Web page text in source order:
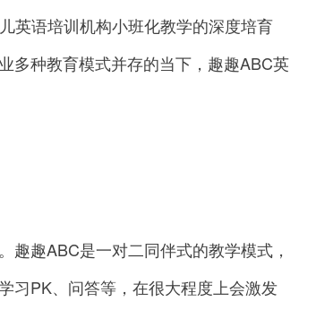
英语培训机构小班化教学的深度培育
多种教育模式并存的当下，趣趣ABC英
趣ABC是一对二同伴式的教学模式，
习PK、问答等，在很大程度上会激发